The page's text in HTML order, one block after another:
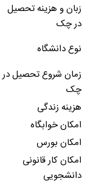
زبان و هزینه تحصیل
در چک
نوع دانشگاه
زمان شروع تحصیل در
چک
هزینه زندگی
امکان خوابگاه
امکان بورس
امکان کار قانونی
دانشجویی